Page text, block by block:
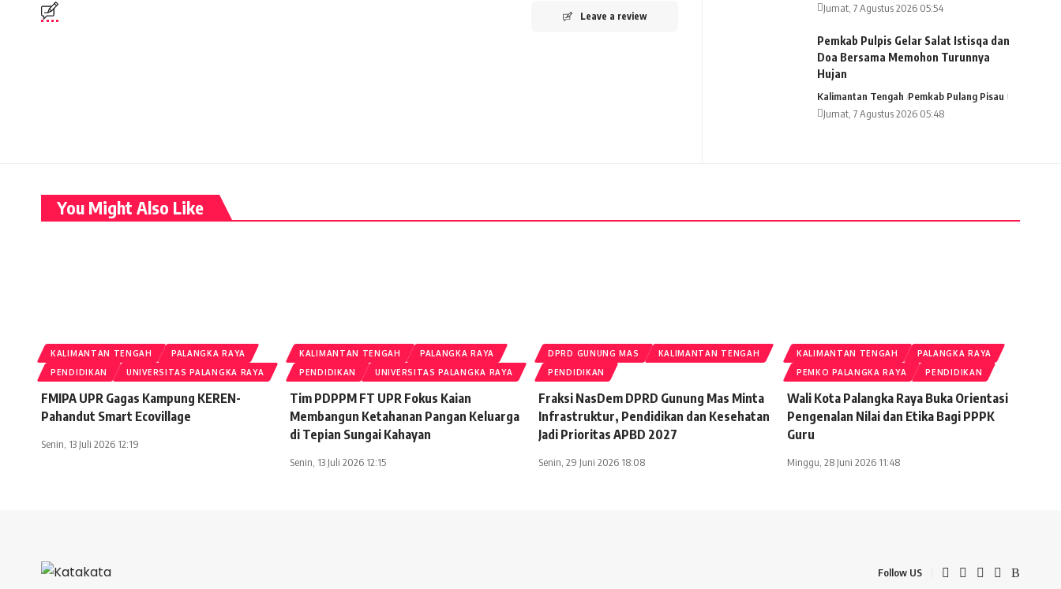
Leave a review
Jumat, 7 Agustus 2026 05:54
Pemkab Pulpis Gelar Salat Istisqa dan
Doa Bersama Memohon Turunnya
Hujan
Kalimantan Tengah Pemkab Pulang Pisau
Jumat, 7 Agustus 2026 05:48
You Might Also Like
KALIMANTAN TENGAH
PALANGKA RAYA
PENDIDIKAN
UNIVERSITAS PALANGKA RAYA
FMIPA UPR Gagas Kampung KEREN-
Pahandut Smart Ecovillage
Senin, 13 Juli 2026 12:19
KALIMANTAN TENGAH
PALANGKA RAYA
PENDIDIKAN
UNIVERSITAS PALANGKA RAYA
Tim PDPPM FT UPR Fokus Kaian
Membangun Ketahanan Pangan Keluarga
di Tepian Sungai Kahayan
Senin, 13 Juli 2026 12:15
DPRD GUNUNG MAS
KALIMANTAN TENGAH
PENDIDIKAN
Fraksi NasDem DPRD Gunung Mas Minta
Infrastruktur, Pendidikan dan Kesehatan
Jadi Prioritas APBD 2027
Senin, 29 Juni 2026 18:08
KALIMANTAN TENGAH
PALANGKA RAYA
PEMKO PALANGKA RAYA
PENDIDIKAN
Wali Kota Palangka Raya Buka Orientasi
Pengenalan Nilai dan Etika Bagi PPPK
Guru
Minggu, 28 Juni 2026 11:48
Follow US